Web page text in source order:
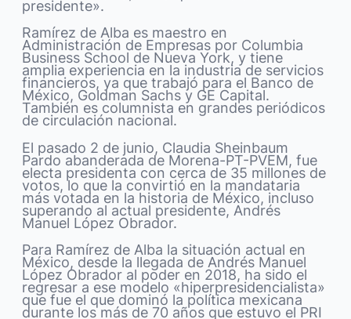
presidente».
Ramírez de Alba es maestro en
Administración de Empresas por Columbia
Business School de Nueva York, y tiene
amplia experiencia en la industria de servicios
financieros, ya que trabajó para el Banco de
México, Goldman Sachs y GE Capital.
También es columnista en grandes periódicos
de circulación nacional.
El pasado 2 de junio, Claudia Sheinbaum
Pardo abanderada de Morena-PT-PVEM, fue
electa presidenta con cerca de 35 millones de
votos, lo que la convirtió en la mandataria
más votada en la historia de México, incluso
superando al actual presidente, Andrés
Manuel López Obrador.
Para Ramírez de Alba la situación actual en
México, desde la llegada de Andrés Manuel
López Obrador al poder en 2018, ha sido el
regresar a ese modelo «hiperpresidencialista»
que fue el que dominó la política mexicana
durante los más de 70 años que estuvo el PRI